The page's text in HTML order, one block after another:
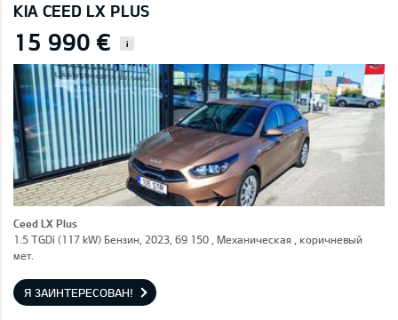
KIA CEED LX PLUS
15 990 € i
Ceed LX Plus
1.5 TGDi (117 kW) Бензин, 2023, 69 150 , Механическая , коричневый
мет.
Я ЗАИНТЕРЕСОВАН!